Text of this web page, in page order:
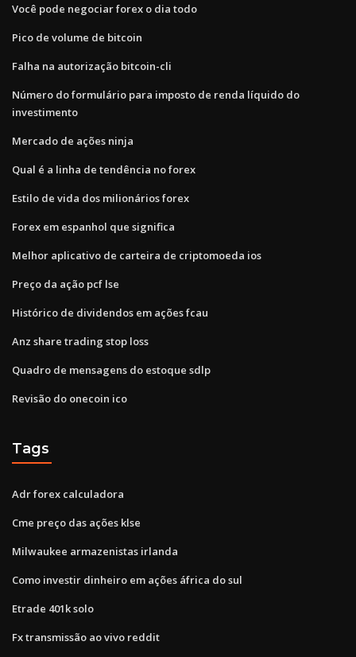
Você pode negociar forex o dia todo
Pico de volume de bitcoin
Falha na autorização bitcoin-cli
Número do formulário para imposto de renda líquido do
investimento
Mercado de ações ninja
Qual é a linha de tendência no forex
Estilo de vida dos milionários forex
Forex em espanhol que significa
Melhor aplicativo de carteira de criptomoeda ios
Preço da ação pcf lse
Histórico de dividendos em ações fcau
Anz share trading stop loss
Quadro de mensagens do estoque sdlp
Revisão do onecoin ico
Tags
Adr forex calculadora
Cme preço das ações klse
Milwaukee armazenistas irlanda
Como investir dinheiro em ações áfrica do sul
Etrade 401k solo
Fx transmissão ao vivo reddit